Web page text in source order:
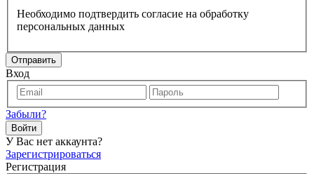
Необходимо подтвердить согласие на обработку
персональных данных
Отправить
Вход
Забыли?
Войти
У Вас нет аккаунта?
Зарегистрироваться
Регистрация